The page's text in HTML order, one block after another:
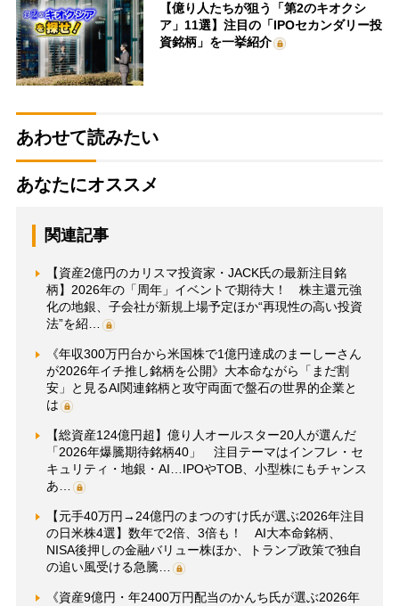
【億り人たちが狙う「第2のキオクシ
ア」11選】注目の「IPOセカンダリー投
資銘柄」を一挙紹介
あわせて読みたい
あなたにオススメ
関連記事
【資産2億円のカリスマ投資家・JACK氏の最新注目銘
柄】2026年の「周年」イベントで期待大！ 株主還元強
化の地銀、子会社が新規上場予定ほか“再現性の高い投資
法”を紹…
《年収300万円台から米国株で1億円達成のまーしーさん
が2026年イチ推し銘柄を公開》大本命ながら「まだ割
安」と見るAI関連銘柄と攻守両面で盤石の世界的企業と
は
【総資産124億円超】億り人オールスター20人が選んだ
「2026年爆騰期待銘柄40」 注目テーマはインフレ・セ
キュリティ・地銀・AI…IPOやTOB、小型株にもチャンス
あ…
【元手40万円→24億円のまつのすけ氏が選ぶ2026年注目
の日米株4選】数年で2倍、3倍も！ AI大本命銘柄、
NISA後押しの金融バリュー株ほか、トランプ政策で独自
の追い風受ける急騰…
《資産9億円・年2400万円配当のかんち氏が選ぶ2026年